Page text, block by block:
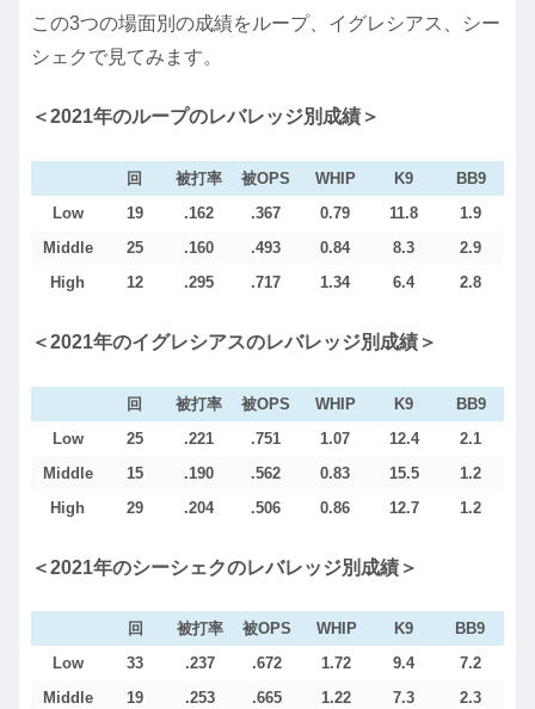
この3つの場面別の成績をループ、イグレシアス、シー
シェクで見てみます。
＜2021年のループのレバレッジ別成績＞
回 被打率 被OPS WHIP K9
BB9
Low
19 .162 .367 0.79 11.8
1.9
Middle
25 .160 .493 0.84 8.3
2.9
High
12 .295 .717 1.34 6.4 2.8
＜2021年のイグレシアスのレバレッジ別成績＞
回 被打率 被OPS WHIP K9
BB9
Low
25 .221 .751 1.07 12.4
2.1
Middle
15 .190 .562 0.83 15.5
1.2
High
29 .204 .506 0.86 12.7 1.2
＜2021年のシーシェクのレバレッジ別成績＞
回 被打率 被OPS WHIP K9
BB9
Low
33 .237 .672 1.72 9.4
7.2
Middle
19 .253 .665 1.22 7.3
2.3